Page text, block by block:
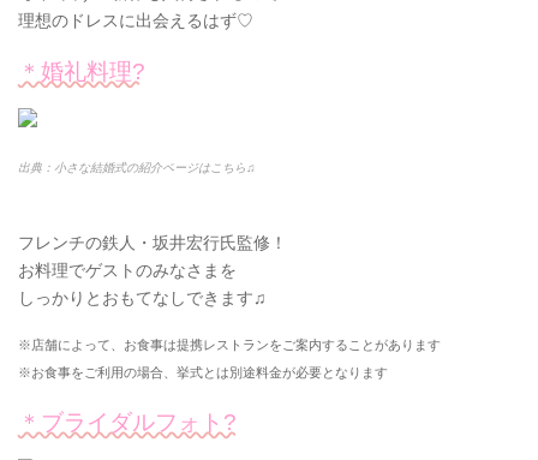
理想のドレスに出会えるはず♡
＊婚礼料理?
出典：小さな結婚式の紹介ページはこちら♫
フレンチの鉄人・坂井宏行氏監修！
お料理でゲストのみなさまを
しっかりとおもてなしできます♫
※店舗によって、お食事は提携レストランをご案内することがあります
※お食事をご利用の場合、挙式とは別途料金が必要となります
＊ブライダルフォト?